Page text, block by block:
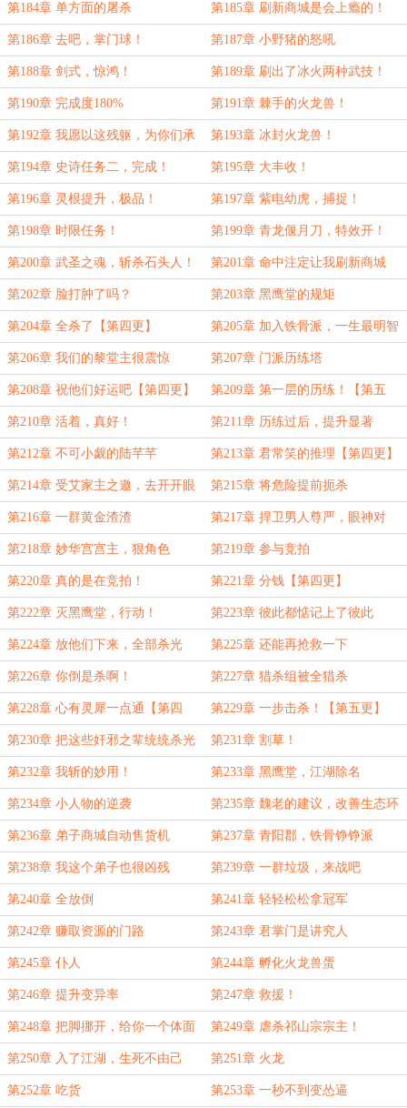
第184章 单方面的屠杀 第185章 刷新商城是会上瘾的！
第186章 去吧，掌门球！ 第187章 小野猪的怒吼
第188章 剑式，惊鸿！ 第189章 刷出了冰火两种武技！
第190章 完成度180% 第191章 棘手的火龙兽！
第192章 我愿以这残躯，为你们承
受雷霆万钧！
第193章 冰封火龙兽！
第194章 史诗任务二，完成！ 第195章 大丰收！
第196章 灵根提升，极品！ 第197章 紫电幼虎，捕捉！
第198章 时限任务！ 第199章 青龙偃月刀，特效开！
第200章 武圣之魂，斩杀石头人！ 第201章 命中注定让我刷新商城
第202章 脸打肿了吗？ 第203章 黑鹰堂的规矩
第204章 全杀了【第四更】 第205章 加入铁骨派，一生最明智
选择
第206章 我们的黎堂主很震惊 第207章 门派历练塔
第208章 祝他们好运吧【第四更】 第209章 第一层的历练！【第五
更】
第210章 活着，真好！ 第211章 历练过后，提升显著
第212章 不可小觑的陆芊芊 第213章 君常笑的推理【第四更】
第214章 受艾家主之邀，去开开眼
界【第五更】
第215章 将危险提前扼杀
第216章 一群黄金渣渣 第217章 捍卫男人尊严，眼神对
视！
第218章 妙华宫宫主，狠角色 第219章 参与竞拍
第220章 真的是在竞拍！ 第221章 分钱【第四更】
第222章 灭黑鹰堂，行动！ 第223章 彼此都惦记上了彼此
第224章 放他们下来，全部杀光 第225章 还能再抢救一下
第226章 你倒是杀啊！ 第227章 猎杀组被全猎杀
第228章 心有灵犀一点通【第四
更】
第229章 一步击杀！【第五更】
第230章 把这些奸邪之辈统统杀光 第231章 割草！
第232章 我斩的妙用！ 第233章 黑鹰堂，江湖除名
第234章 小人物的逆袭 第235章 魏老的建议，改善生态环
境
第236章 弟子商城自动售货机 第237章 青阳郡，铁骨铮铮派
第238章 我这个弟子也很凶残 第239章 一群垃圾，来战吧
第240章 全放倒 第241章 轻轻松松拿冠军
第242章 赚取资源的门路 第243章 君掌门是讲究人
第245章 仆人 第244章 孵化火龙兽蛋
第246章 提升变异率 第247章 救援！
第248章 把脚挪开，给你一个体面
死法
第249章 虐杀祁山宗宗主！
第250章 入了江湖，生死不由己 第251章 火龙
第252章 吃货 第253章 一秒不到变怂逼